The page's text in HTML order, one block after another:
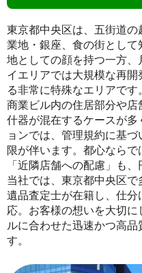
東京都中央区は、五街道
業地・銀座、食の街とし
地としての顔を持つ一方
イエリアでは大規模な再
る非常に特殊なエリアです
商業ビル内の住居部分や店
什器が混在するケースが
ョンでは、管理規約に基
限が伴います。都心なら
「近隣店舗への配慮」も
当社では、東京都中央区で
遺品査定士が在籍し、仕
応。お客様の想いを大切
ルに合わせた迅速かつ高
す。